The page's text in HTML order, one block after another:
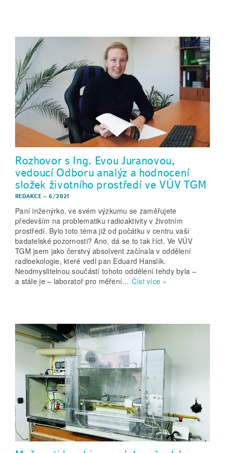
Rozhovor s Ing. Evou Juranovou,
vedoucí Odboru analýz a hodnocení
složek životního prostředí ve VÚV TGM
REDAKCE– 6/2021
Paní inženýrko, ve svém výzkumu se zaměřujete
především na problematiku radioaktivity v životním
prostředí. Bylo toto téma již od počátku v centru vaší
badatelské pozornosti? Ano, dá se to tak říct. Ve VÚV
TGM jsem jako čerstvý absolvent začínala v oddělení
radioekologie, které vedl pan Eduard Hanslík.
Neodmyslitelnou součástí tohoto oddělení tehdy byla –
a stále je – laboratoř pro měření… Číst více »